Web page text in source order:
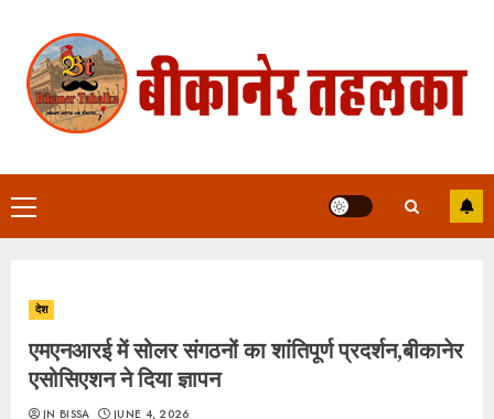
content
Primary
Menu
देश
एमएनआरई में सोलर संगठनों का शांतिपूर्ण प्रदर्शन,बीकानेर
एसोसिएशन ने दिया ज्ञापन
JN BISSA JUNE 4, 2026